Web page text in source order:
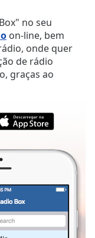
no seu
on-line, bem
onde quer
de rádio
graças ao